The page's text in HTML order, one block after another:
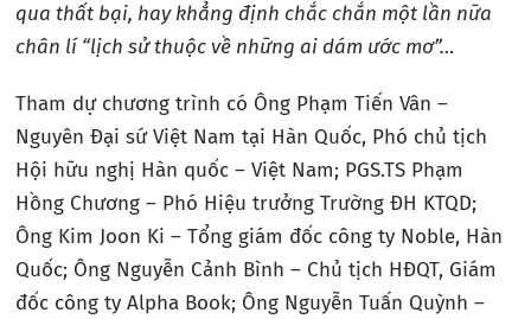
qua thất bại, hay khẳng định chắc chắn một lần nữa
chân lí “lịch sử thuộc về những ai dám ước mơ”…
Tham dự chương trình có Ông Phạm Tiến Vân –
Nguyên Đại sứ Việt Nam tại Hàn Quốc, Phó chủ tịch
Hội hữu nghị Hàn quốc – Việt Nam; PGS.TS Phạm
Hồng Chương – Phó Hiệu trưởng Trường ĐH KTQD;
Ông Kim Joon Ki – Tổng giám đốc công ty Noble, Hàn
Quốc; Ông Nguyễn Cảnh Bình – Chủ tịch HĐQT, Giám
đốc công ty Alpha Book; Ông Nguyễn Tuấn Quỳnh –